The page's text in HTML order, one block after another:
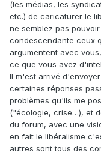
(les médias, les
etc.) de caricaturer le
ne semblez pas
condescendante ceux
argumentent avec
ce que vous avez
Il m'est arrivé
certaines réponses
problèmes qu'ils me
("écologie, crise…), et
du forum, avec une
en fait le libéralisme
autres sont tous des